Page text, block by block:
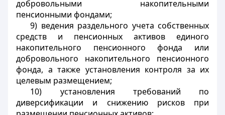
добровольными накопительными
пенсионными фондами;
9) ведения раздельного учета собственных
средств и пенсионных активов единого
накопительного пенсионного фонда или
добровольного накопительного пенсионного
фонда, а также установления контроля за их
целевым размещением;
10) установления требований по
диверсификации и снижению рисков при